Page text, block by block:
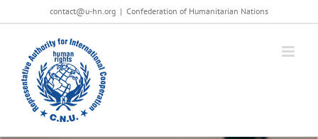
al
contenuto
contact@u-hn.org | Confederation of Humanitarian Nations